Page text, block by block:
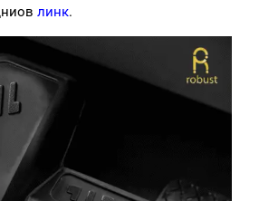
линк.